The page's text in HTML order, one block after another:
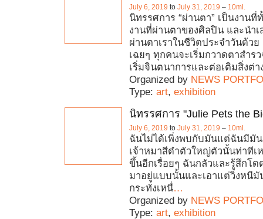
July 6, 2019 to July 31, 2019 – 10ml.
นิทรรศการ “ผ่านตา” เป็นงานที่
งานที่ผ่านตาของศิลปิน และนำเ
ผ่านตาเราในชีวิตประจำวันด้ว
เฉยๆ ทุกคนจะเริ่มกวาดตาสำร
เริ่มจินตนาการและต่อเติมสิ่งต่า
Organized by NEWS
Type: art, exhibition
นิทรรศการ "Julie Pets the
July 6, 2019 to July 31, 2019 – 10ml.
ฉันไม่ได้เพิ่งพบกับมันแต่ฉันมีมั
เจ้าหมาสีดำตัวใหญ่ตัวนั้นท่าทีเ
ขึ้นอีกเรื่อยๆ ฉันกลัวและรู้สึกโด
มาอยู่แบบนั้นและเอาแต่วิ่งหนีมั
กระทั่งเหนื่…
Organized by NEWS
Type: art, exhibition